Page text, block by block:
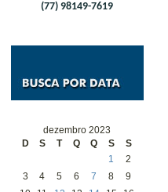
(77) 98149-7619
dezembro 2023
D
S T Q Q S S
1
2
3
4 5 6 7 8
9